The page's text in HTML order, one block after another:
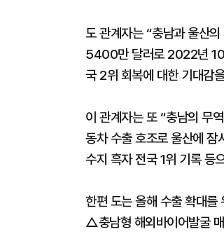
도 관계자는 “충남과 울산
5400만 달러로 2022년
국 2위 회복에 대한 기대감
이 관계자는 또 “충남의 무
동차 수출 호조로 울산에
수지 흑자 전국 1위 기록 등
한편 도는 올해 수출 확대
△충남형 해외바이어발굴